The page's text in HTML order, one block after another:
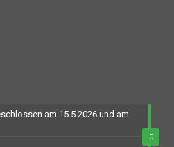
0
am 15.5.2026 und am